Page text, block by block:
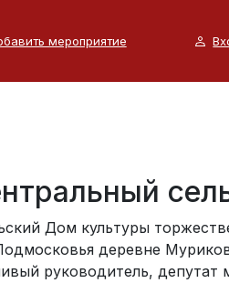
мероприятие
Дом культуры
деревне
руководитель, депутат